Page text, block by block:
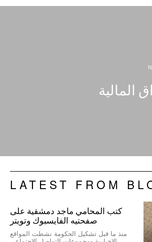
المالية
LATEST FROM
كتب المحامي ماجد دمشقية على
صفحتيه الفايسبوك وتويتر
منذ ما قبل تشكيل الحكومة نشطت المواقع